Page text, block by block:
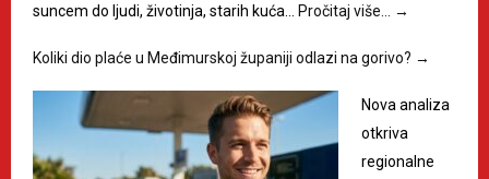
suncem do ljudi, životinja, starih kuća…
Pročitaj više… →
Koliki dio plaće u Međimurskoj županiji odlazi na gorivo? →
Nova analiza
otkriva
regionalne